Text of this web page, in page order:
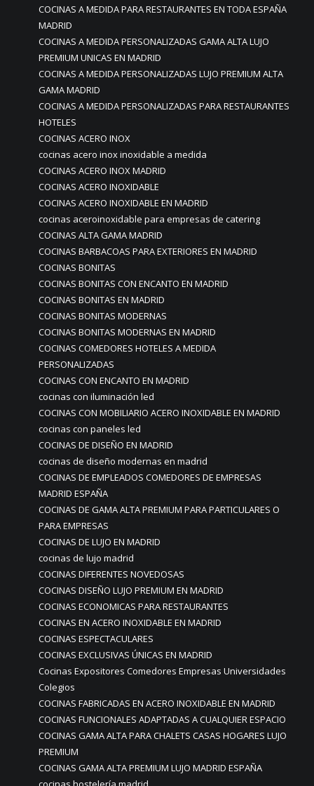
COCINAS A MEDIDA PARA RESTAURANTES EN TODA ESPAÑA
MADRID
COCINAS A MEDIDA PERSONALIZADAS GAMA ALTA LUJO
PREMIUM UNICAS EN MADRID
COCINAS A MEDIDA PERSONALIZADAS LUJO PREMIUM ALTA
GAMA MADRID
COCINAS A MEDIDA PERSONALIZADAS PARA RESTAURANTES
HOTELES
COCINAS ACERO INOX
cocinas acero inox inoxidable a medida
COCINAS ACERO INOX MADRID
COCINAS ACERO INOXIDABLE
COCINAS ACERO INOXIDABLE EN MADRID
cocinas aceroinoxidable para empresas de catering
COCINAS ALTA GAMA MADRID
COCINAS BARBACOAS PARA EXTERIORES EN MADRID
COCINAS BONITAS
COCINAS BONITAS CON ENCANTO EN MADRID
COCINAS BONITAS EN MADRID
COCINAS BONITAS MODERNAS
COCINAS BONITAS MODERNAS EN MADRID
COCINAS COMEDORES HOTELES A MEDIDA
PERSONALIZADAS
COCINAS CON ENCANTO EN MADRID
cocinas con iluminación led
COCINAS CON MOBILIARIO ACERO INOXIDABLE EN MADRID
cocinas con paneles led
COCINAS DE DISEÑO EN MADRID
cocinas de diseño modernas en madrid
COCINAS DE EMPLEADOS COMEDORES DE EMPRESAS
MADRID ESPAÑA
COCINAS DE GAMA ALTA PREMIUM PARA PARTICULARES O
PARA EMPRESAS
COCINAS DE LUJO EN MADRID
cocinas de lujo madrid
COCINAS DIFERENTES NOVEDOSAS
COCINAS DISEÑO LUJO PREMIUM EN MADRID
COCINAS ECONOMICAS PARA RESTAURANTES
COCINAS EN ACERO INOXIDABLE EN MADRID
COCINAS ESPECTACULARES
COCINAS EXCLUSIVAS ÚNICAS EN MADRID
Cocinas Expositores Comedores Empresas Universidades
Colegios
COCINAS FABRICADAS EN ACERO INOXIDABLE EN MADRID
COCINAS FUNCIONALES ADAPTADAS A CUALQUIER ESPACIO
COCINAS GAMA ALTA PARA CHALETS CASAS HOGARES LUJO
PREMIUM
COCINAS GAMA ALTA PREMIUM LUJO MADRID ESPAÑA